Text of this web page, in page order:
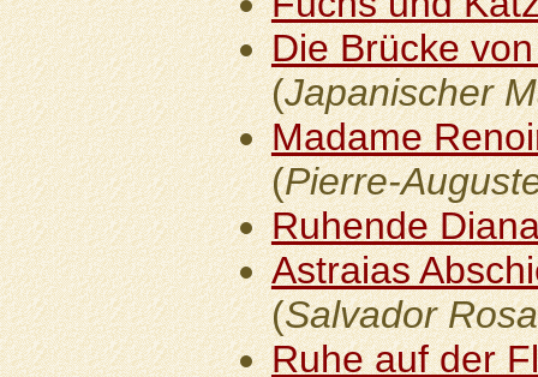
Die Brücke
(Japanischer
Madame
(Pierre-
Ruhende
Astraias
(Salvador Rosa
Ruhe auf der